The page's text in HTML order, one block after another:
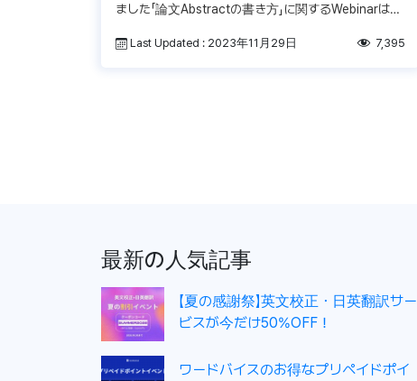
ました「論文Abstractの書き方」に関するWebinarはご
[…]Last Updated : 2023年11月29日 7,395
最新の人気記事
【夏の感謝祭】英文校正・日英翻訳サー
ビスが今だけ50%OFF！
ワードバイスのお得なプリペイドポイ